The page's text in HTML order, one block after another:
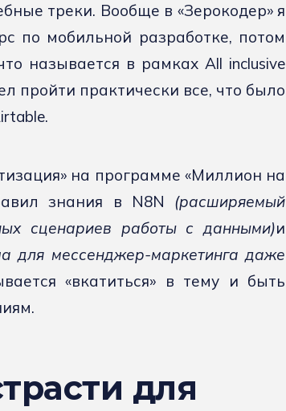
треки. Вообще в «Зерокодер» я
по мобильной разработке, потом
называется в рамках All inclusive
пройти практически все, что было
на программе «Миллион на
знания в N8N (расширяемый
сценариев работы с данными)и
для мессенджер-маркетинга даже
«вкатиться» в тему и быть
для